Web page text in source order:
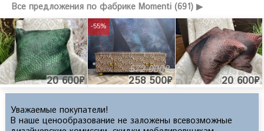
Все предложения по фабрике Momenti (691) ▶
20 600₽
572 000₽
258 500₽
-55%
20 600₽
Уважаемые покупатели!
В наше ценообразование не заложены всевозможные